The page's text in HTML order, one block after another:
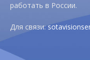
работать в России.
Для связи: